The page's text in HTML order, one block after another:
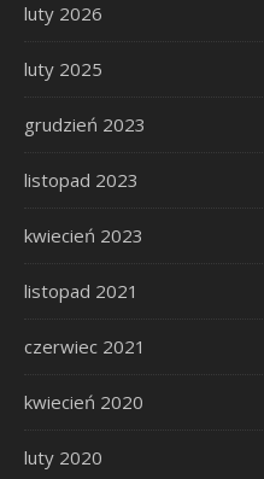
luty 2026
luty 2025
grudzień 2023
listopad 2023
kwiecień 2023
listopad 2021
czerwiec 2021
kwiecień 2020
luty 2020